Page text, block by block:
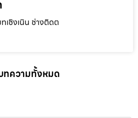
เชิงเนิน ช่างติดต
ทความทั้งหมด